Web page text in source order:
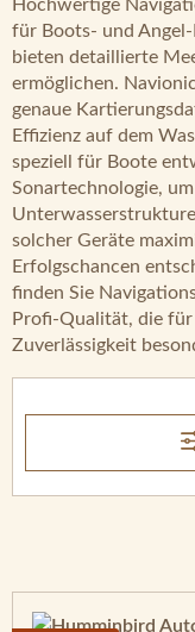
Hochwertige
für Boots- und Angel-
bieten detaillierte
ermöglichen.
genaue
Effizienz auf dem
speziell für Boote
Sonartechnologie,
solcher Geräte
Erfolgschancen
finden Sie
Profi-Qualität, die
Zuverlässigkeit